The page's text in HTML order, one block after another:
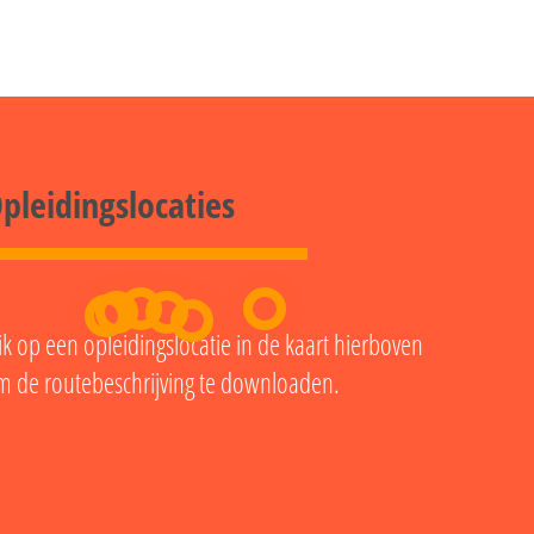
op een opleidingslocatie in de kaart hierboven
de routebeschrijving te downloaden.